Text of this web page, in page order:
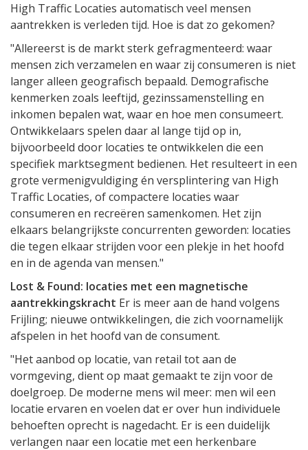
High Traffic Locaties automatisch veel mensen
aantrekken is verleden tijd. Hoe is dat zo gekomen?
"Allereerst is de markt sterk gefragmenteerd: waar
mensen zich verzamelen en waar zij consumeren is niet
langer alleen geografisch bepaald. Demografische
kenmerken zoals leeftijd, gezinssamenstelling en
inkomen bepalen wat, waar en hoe men consumeert.
Ontwikkelaars spelen daar al lange tijd op in,
bijvoorbeeld door locaties te ontwikkelen die een
specifiek marktsegment bedienen. Het resulteert in een
grote vermenigvuldiging én versplintering van High
Traffic Locaties, of compactere locaties waar
consumeren en recreëren samenkomen. Het zijn
elkaars belangrijkste concurrenten geworden: locaties
die tegen elkaar strijden voor een plekje in het hoofd
en in de agenda van mensen."
Lost & Found: locaties met een magnetische
aantrekkingskracht Er is meer aan de hand volgens
Frijling; nieuwe ontwikkelingen, die zich voornamelijk
afspelen in het hoofd van de consument.
"Het aanbod op locatie, van retail tot aan de
vormgeving, dient op maat gemaakt te zijn voor de
doelgroep. De moderne mens wil meer: men wil een
locatie ervaren en voelen dat er over hun individuele
behoeften oprecht is nagedacht. Er is een duidelijk
verlangen naar een locatie met een herkenbare